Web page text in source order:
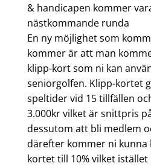
& handicapen kommer
nästkommande runda
En ny möjlighet som
kommer är att man
klipp-kort som ni kan
seniorgolfen. Klipp-kortet
speltider vid 15 tillfällen
3.000kr vilket är snittpris
dessutom att bli medlem
därefter kommer ni kunna
kortet till 10% vilket